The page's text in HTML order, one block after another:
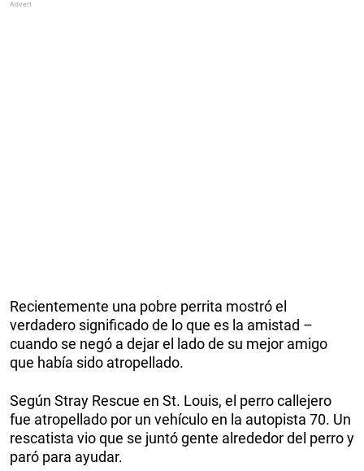
Recientemente una pobre perrita mostró el
verdadero significado de lo que es la amistad –
cuando se negó a dejar el lado de su mejor amigo
que había sido atropellado.
Según Stray Rescue en St. Louis, el perro callejero
fue atropellado por un vehículo en la autopista 70. Un
rescatista vio que se juntó gente alrededor del perro y
paró para ayudar.